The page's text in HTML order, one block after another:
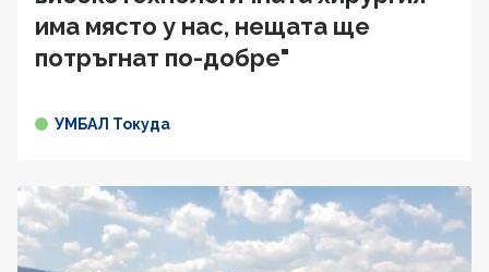
има място у нас, нещата ще
потръгнат по-добре"
УМБАЛ Токуда